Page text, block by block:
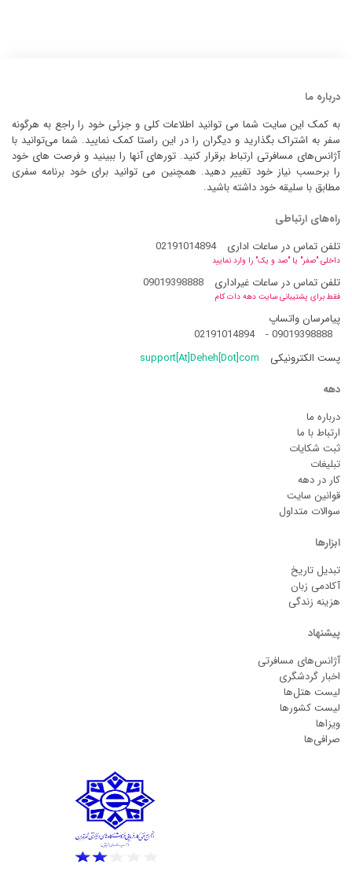
درباره ما
به کمک این سایت شما می توانید اطلاعات کلی و جزئی خود را راجع به هرگونه
سفر به اشتراک بگذارید و دیگران را در این راستا کمک نمایید. شما می‌توانید با
آژانس‌های مسافرتی ارتباط برقرار کنید. تورهای آنها را ببینید و فرصت های خود
را برحسب نیاز خود تغییر دهید. همچنین می توانید برای خود برنامه سفری
مطابق با سلیقه خود داشته باشید.
راه‌های ارتباطی
تلفن تماس در ساعات اداری
02191014894
داخلی "صفر" یا "صد و یک" را وارد نمایید
تلفن تماس در ساعات غیراداری 09019398888
فقط برای پشتیبانی سایت دهه دات کام
پیامرسان واتساپ
09019398888
-
02191014894
پست الکترونیکی
support[At]Deheh[Dot]com
دهه
درباره ما
ارتباط با ما
ثبت شکایات
تبلیغات
کار در دهه
قوانین سایت
سوالات متداول
ابزارها
تبدیل تاریخ
آکادمی زبان
هزینه زندگی
پیشنهاد
آژانس‌های مسافرتی
اخبار گردشگری
لیست هتل‌ها
لیست کشورها
ویزاها
صرافی‌ها